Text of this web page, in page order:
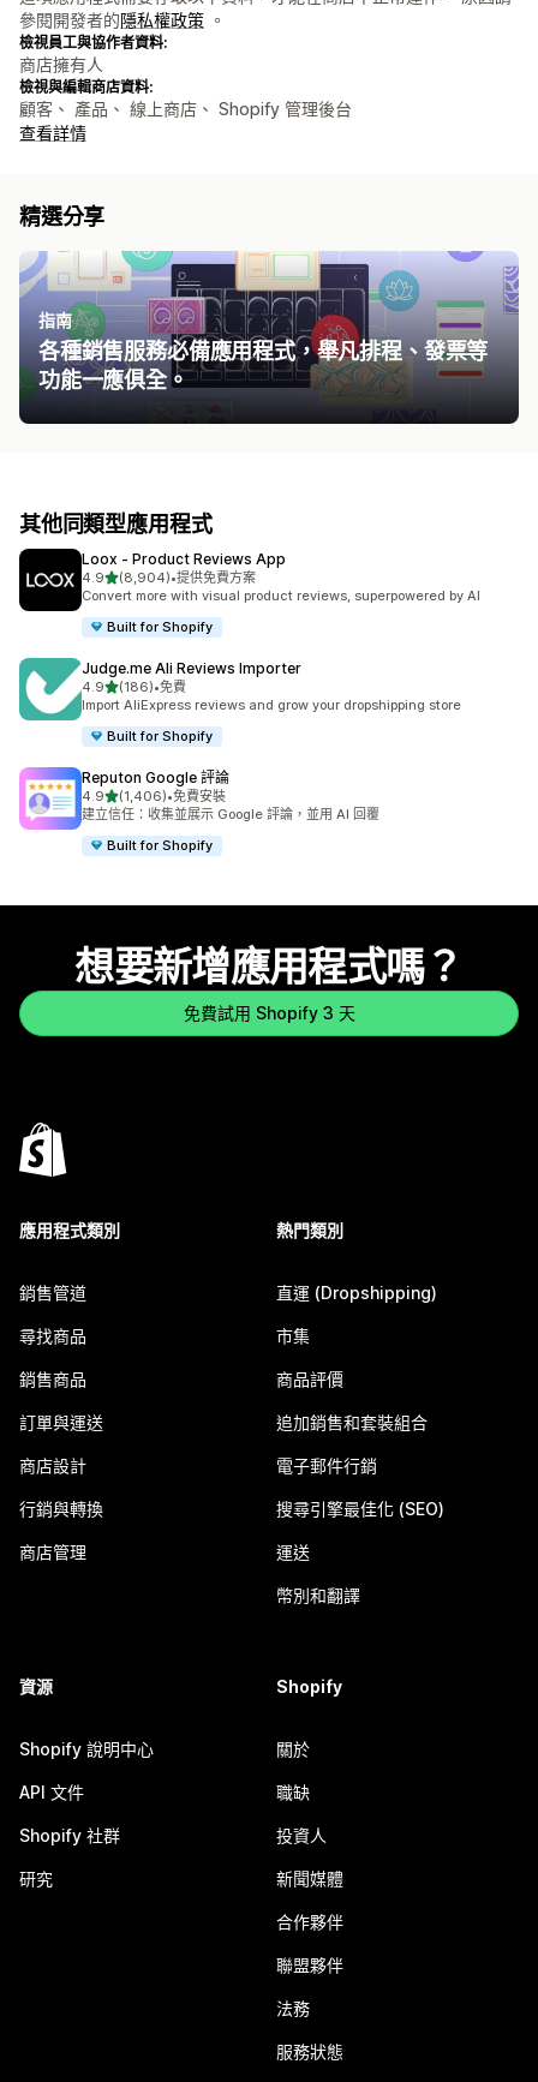
參閱開發者的隱私權政策 。
檢視員工與協作者資料:
商店擁有人
檢視與編輯商店資料:
顧客、 產品、 線上商店、 Shopify 管理後台
查看詳情
精選分享
指南
各種銷售服務必備應用程式，舉凡排程、發票等
功能一應俱全。
其他同類型應用程式
Loox ‑ Product Reviews App
4.9滿分 5 顆星
(8,904)
共有 8904 則評價
•提供免費方案
Convert more with visual product reviews, superpowered by AI
Built for Shopify
Judge.me Ali Reviews Importer
4.9滿分 5 顆星
(186)
共有 186 則評價
•免費
Import AliExpress reviews and grow your dropshipping store
Built for Shopify
Reputon Google 評論
4.9滿分 5 顆星
(1,406)
共有 1406 則評價
•免費安裝
建立信任：收集並展示 Google 評論，並用 AI 回覆
Built for Shopify
想要新增應用程式嗎？
免費試用 Shopify 3 天
應用程式類別
銷售管道
尋找商品
銷售商品
訂單與運送
商店設計
行銷與轉換
商店管理
熱門類別
直運 (Dropshipping)
市集
商品評價
追加銷售和套裝組合
電子郵件行銷
搜尋引擎最佳化 (SEO)
運送
幣別和翻譯
資源
Shopify 說明中心
API 文件
Shopify 社群
研究
Shopify
關於
職缺
投資人
新聞媒體
合作夥伴
聯盟夥伴
法務
服務狀態